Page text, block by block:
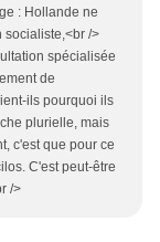
: Hollande ne
socialiste,<br />
spécialisée
de
ils pourquoi ils
plurielle, mais
c'est que pour ce
C'est peut-être
/>